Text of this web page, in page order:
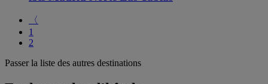
〈
1
2
Passer la liste des autres destinations